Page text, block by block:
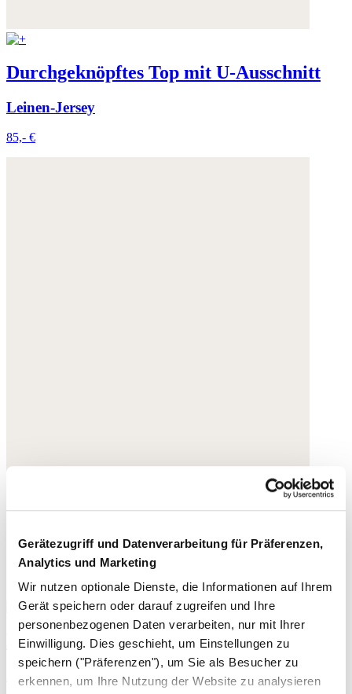
Gerätezugriff und Datenverarbeitung für Präferenzen,
Analytics und Marketing
Wir nutzen optionale Dienste, die Informationen auf Ihrem
Gerät speichern oder darauf zugreifen und Ihre
personenbezogenen Daten verarbeiten, nur mit Ihrer
Einwilligung. Dies geschieht, um Einstellungen zu
speichern ("Präferenzen"), um Sie als Besucher zu
erkennen, um Ihre Nutzung der Website zu analysieren
Durchgeknöpftes Top mit U-Ausschnitt
Leinen-Jersey
85,- €
Espadrilles mit gekreuzter Front
Acryl